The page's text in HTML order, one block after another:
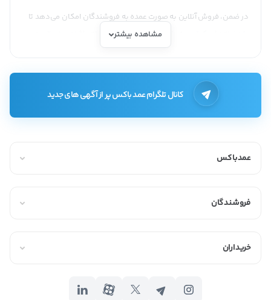
در ضمن، فروش آنلاین به صورت عمده به فروشندگان امکان می‌دهد تا
با هزینه‌های کمتری به بازار جهانی دسترسی داشته باشند و در نتیجه
قیمت رقابتی‌تری برای محصولاتشان ارائه دهند. همچنین، این روش
بازارهای جدیدی را کشف کنند.
مشاهده بیشتر
کانال تلگرام عمد باکس پر از آگهی های جدید
عمدباکس
فروشندگان
خریداران